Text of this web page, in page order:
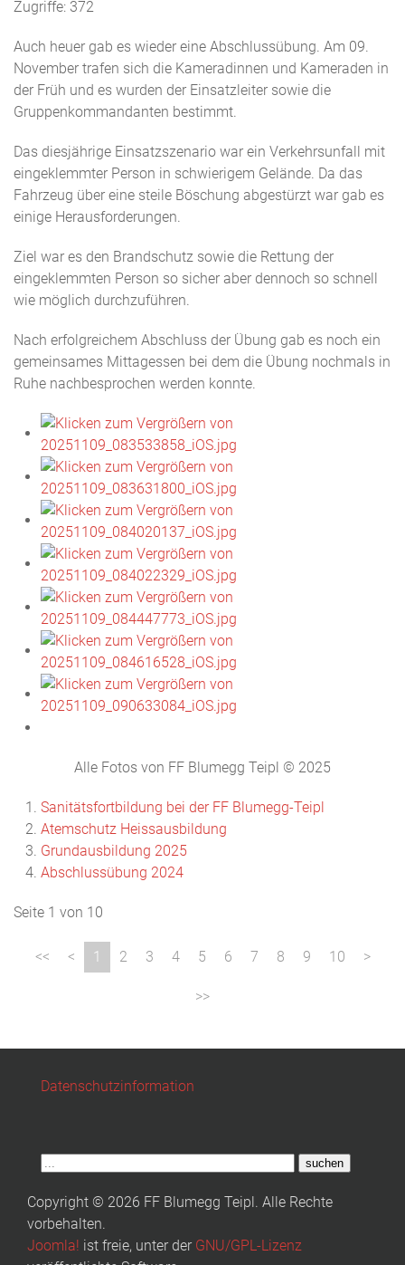
Zugriffe: 372
Auch heuer gab es wieder eine Abschlussübung. Am 09.
November trafen sich die Kameradinnen und Kameraden in
der Früh und es wurden der Einsatzleiter sowie die
Gruppenkommandanten bestimmt.
Das diesjährige Einsatzszenario war ein Verkehrsunfall mit
eingeklemmter Person in schwierigem Gelände. Da das
Fahrzeug über eine steile Böschung abgestürzt war gab es
einige Herausforderungen.
Ziel war es den Brandschutz sowie die Rettung der
eingeklemmten Person so sicher aber dennoch so schnell
wie möglich durchzuführen.
Nach erfolgreichem Abschluss der Übung gab es noch ein
gemeinsames Mittagessen bei dem die Übung nochmals in
Ruhe nachbesprochen werden konnte.
Alle Fotos von FF Blumegg Teipl © 2025
Sanitätsfortbildung bei der FF Blumegg-Teipl
Atemschutz Heissausbildung
Grundausbildung 2025
Abschlussübung 2024
Seite 1 von 10
1 2 3 4 5 6 7 8 9 10
Datenschutzinformation
suchen
Copyright © 2026 FF Blumegg Teipl. Alle Rechte
vorbehalten.
Joomla! ist freie, unter der GNU/GPL-Lizenz